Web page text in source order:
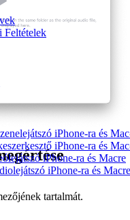
Feltételek
iPhone-ra és
iPhone-ra és
iPhone-ra és Macre
iPhone-ra és Macre
tartalmát.